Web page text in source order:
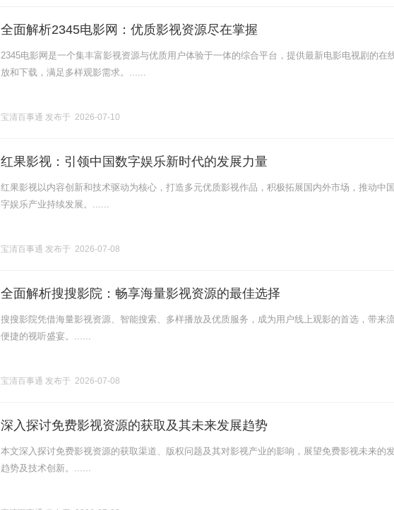
全面解析2345电影网：优质影视资源尽在掌握
2345电影网是一个集丰富影视资源与优质用户体验于一体的综合平台，提供最新电影电视剧的在
放和下载，满足多样观影需求。......
宝清百事通 发布于 2026-07-10
红果影视：引领中国数字娱乐新时代的发展力量
红果影视以内容创新和技术驱动为核心，打造多元优质影视作品，积极拓展国内外市场，推动中
字娱乐产业持续发展。......
宝清百事通 发布于 2026-07-08
全面解析搜搜影院：畅享海量影视资源的最佳选择
搜搜影院凭借海量影视资源、智能搜索、多样播放及优质服务，成为用户线上观影的首选，带来
便捷的视听盛宴。......
宝清百事通 发布于 2026-07-08
深入探讨免费影视资源的获取及其未来发展趋势
本文深入探讨免费影视资源的获取渠道、版权问题及其对影视产业的影响，展望免费影视未来的
趋势及技术创新。......